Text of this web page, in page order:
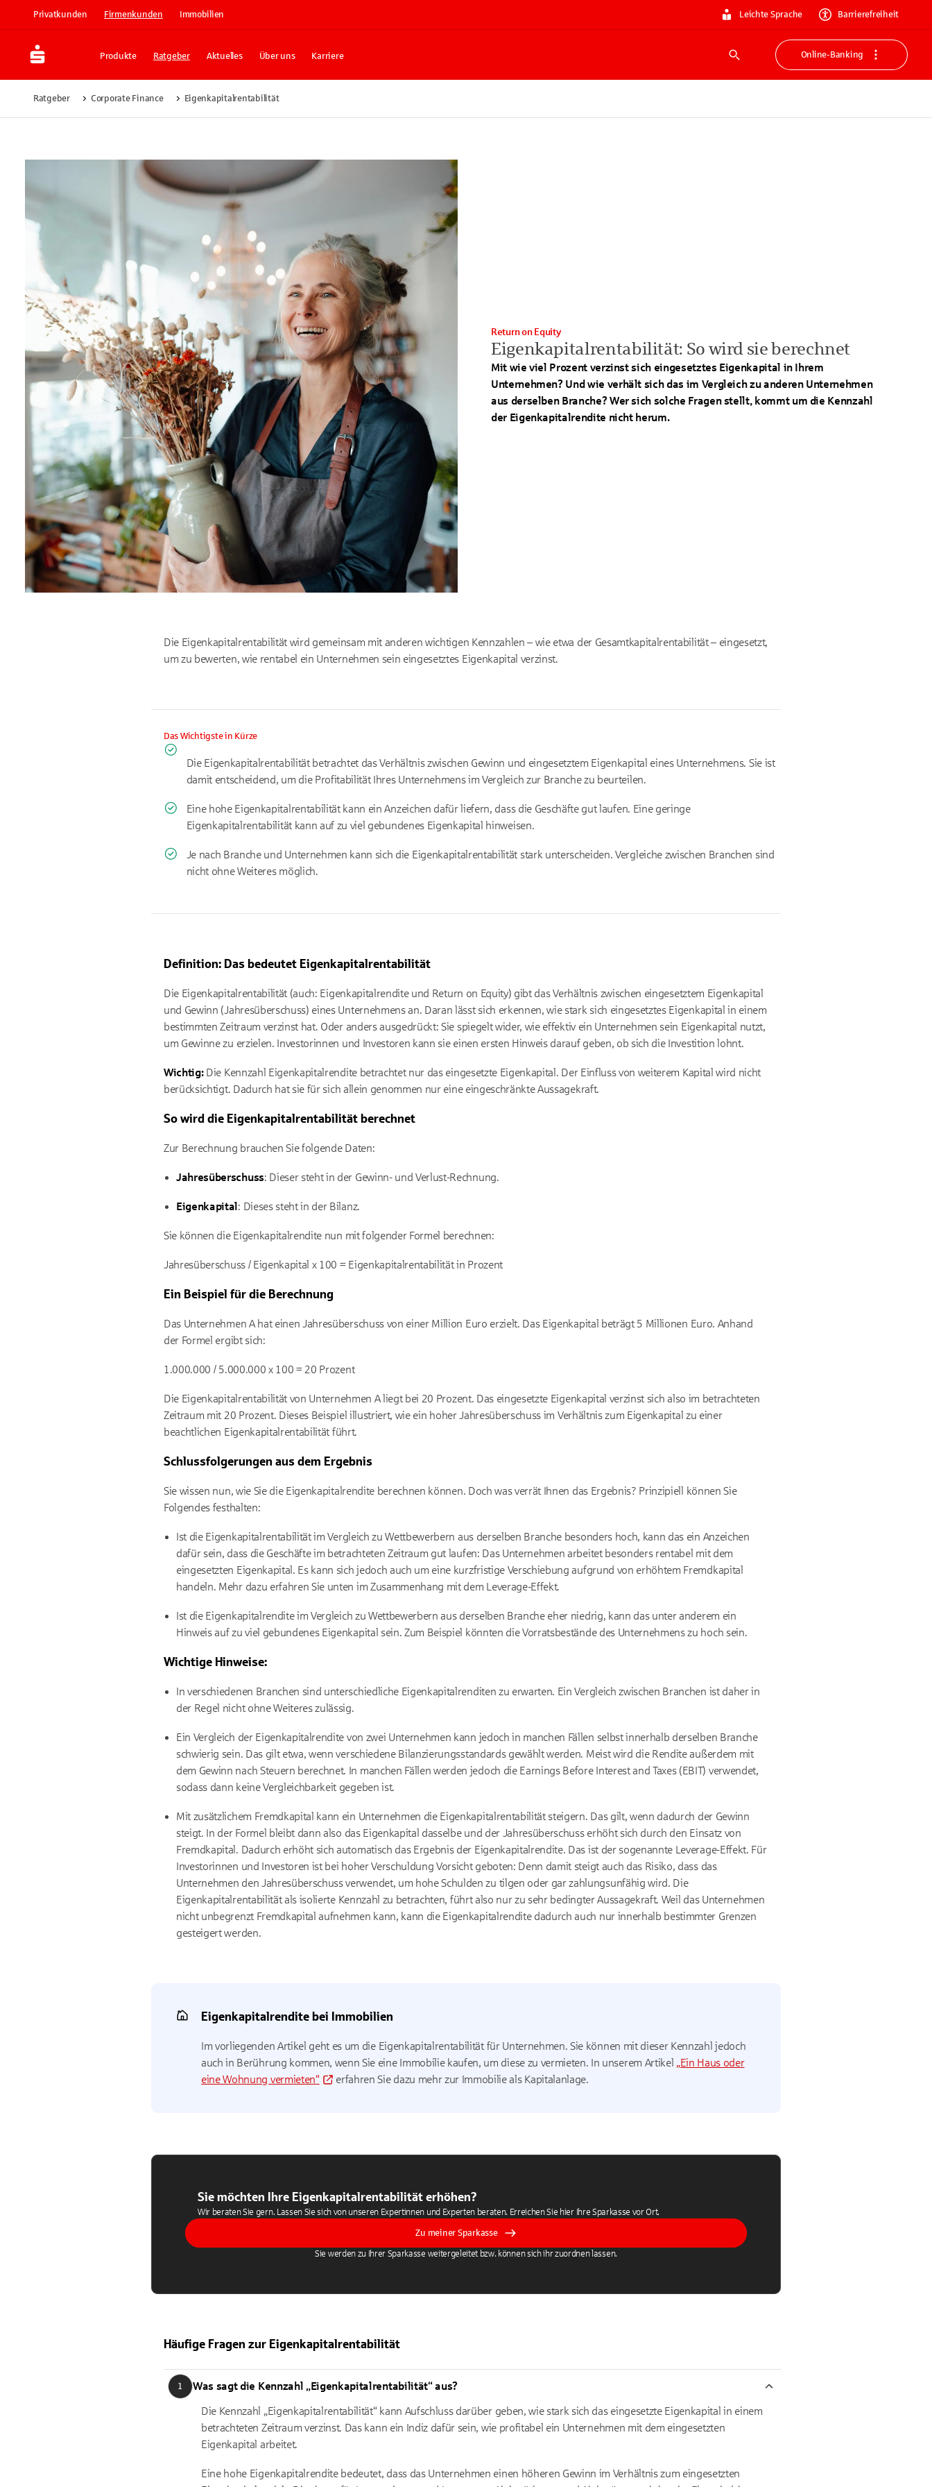
Privatkunden Firmenkunden Immobilien Leichte Sprache Barrierefreiheit
Produkte Ratgeber Aktuelles Über uns Karriere
Suche
Online-Banking
Ratgeber Corporate Finance Eigenkapitalrentabilität
Eigenkapitalrentabilität: So wird sie berechnet
Return on Equity
Mit wie viel Prozent verzinst sich eingesetztes Eigenkapital in Ihrem
Unternehmen? Und wie verhält sich das im Vergleich zu anderen Unternehmen
aus derselben Branche? Wer sich solche Fragen stellt, kommt um die Kennzahl
der Eigenkapitalrendite nicht herum.
Die Eigenkapitalrentabilität wird gemeinsam mit anderen wichtigen Kennzahlen – wie etwa der Gesamtkapitalrentabilität – eingesetzt,
um zu bewerten, wie rentabel ein Unternehmen sein eingesetztes Eigenkapital verzinst.
Das Wichtigste in Kürze
Die Eigenkapitalrentabilität betrachtet das Verhältnis zwischen Gewinn und eingesetztem Eigenkapital eines Unternehmens. Sie ist
damit entscheidend, um die Profitabilität Ihres Unternehmens im Vergleich zur Branche zu beurteilen.
Eine hohe Eigenkapitalrentabilität kann ein Anzeichen dafür liefern, dass die Geschäfte gut laufen. Eine geringe
Eigenkapitalrentabilität kann auf zu viel gebundenes Eigenkapital hinweisen.
Je nach Branche und Unternehmen kann sich die Eigenkapitalrentabilität stark unterscheiden. Vergleiche zwischen Branchen sind
nicht ohne Weiteres möglich.
Definition: Das bedeutet Eigenkapitalrentabilität
Die Eigenkapitalrentabilität (auch: Eigenkapitalrendite und Return on Equity) gibt das Verhältnis zwischen eingesetztem Eigenkapital
und Gewinn (Jahresüberschuss) eines Unternehmens an. Daran lässt sich erkennen, wie stark sich eingesetztes Eigenkapital in einem
bestimmten Zeitraum verzinst hat. Oder anders ausgedrückt: Sie spiegelt wider, wie effektiv ein Unternehmen sein Eigenkapital nutzt,
um Gewinne zu erzielen. Investorinnen und Investoren kann sie einen ersten Hinweis darauf geben, ob sich die Investition lohnt.
Wichtig: Die Kennzahl Eigenkapitalrendite betrachtet nur das eingesetzte Eigenkapital. Der Einfluss von weiterem Kapital wird nicht
berücksichtigt. Dadurch hat sie für sich allein genommen nur eine eingeschränkte Aussagekraft.
So wird die Eigenkapitalrentabilität berechnet
Zur Berechnung brauchen Sie folgende Daten:
Jahresüberschuss: Dieser steht in der Gewinn- und Verlust-Rechnung.
Eigenkapital : Dieses steht in der Bilanz.
Sie können die Eigenkapitalrendite nun mit folgender Formel berechnen:
Jahresüberschuss / Eigenkapital x 100 = Eigenkapitalrentabilität in Prozent
Ein Beispiel für die Berechnung
Das Unternehmen A hat einen Jahresüberschuss von einer Million Euro erzielt. Das Eigenkapital beträgt 5 Millionen Euro. Anhand
der Formel ergibt sich:
1.000.000 / 5.000.000 x 100 = 20 Prozent
Die Eigenkapitalrentabilität von Unternehmen A liegt bei 20 Prozent. Das eingesetzte Eigenkapital verzinst sich also im betrachteten
Zeitraum mit 20 Prozent. Dieses Beispiel illustriert, wie ein hoher Jahresüberschuss im Verhältnis zum Eigenkapital zu einer
beachtlichen Eigenkapitalrentabilität führt.
Schlussfolgerungen aus dem Ergebnis
Sie wissen nun, wie Sie die Eigenkapitalrendite berechnen können. Doch was verrät Ihnen das Ergebnis? Prinzipiell können Sie
Folgendes festhalten:
Ist die Eigenkapitalrentabilität im Vergleich zu Wettbewerbern aus derselben Branche besonders hoch, kann das ein Anzeichen
dafür sein, dass die Geschäfte im betrachteten Zeitraum gut laufen: Das Unternehmen arbeitet besonders rentabel mit dem
eingesetzten Eigenkapital. Es kann sich jedoch auch um eine kurzfristige Verschiebung aufgrund von erhöhtem Fremdkapital
handeln. Mehr dazu erfahren Sie unten im Zusammenhang mit dem Leverage-Effekt.
Ist die Eigenkapitalrendite im Vergleich zu Wettbewerbern aus derselben Branche eher niedrig, kann das unter anderem ein
Hinweis auf zu viel gebundenes Eigenkapital sein. Zum Beispiel könnten die Vorratsbestände des Unternehmens zu hoch sein.
Wichtige Hinweise:
In verschiedenen Branchen sind unterschiedliche Eigenkapitalrenditen zu erwarten. Ein Vergleich zwischen Branchen ist daher in
der Regel nicht ohne Weiteres zulässig.
Ein Vergleich der Eigenkapitalrendite von zwei Unternehmen kann jedoch in manchen Fällen selbst innerhalb derselben Branche
schwierig sein. Das gilt etwa, wenn verschiedene Bilanzierungsstandards gewählt werden. Meist wird die Rendite außerdem mit
dem Gewinn nach Steuern berechnet. In manchen Fällen werden jedoch die Earnings Before Interest and Taxes (EBIT) verwendet,
sodass dann keine Vergleichbarkeit gegeben ist.
Mit zusätzlichem Fremdkapital kann ein Unternehmen die Eigenkapitalrentabilität steigern. Das gilt, wenn dadurch der Gewinn
steigt. In der Formel bleibt dann also das Eigenkapital dasselbe und der Jahresüberschuss erhöht sich durch den Einsatz von
Fremdkapital. Dadurch erhöht sich automatisch das Ergebnis der Eigenkapitalrendite. Das ist der sogenannte Leverage-Effekt. Für
Investorinnen und Investoren ist bei hoher Verschuldung Vorsicht geboten: Denn damit steigt auch das Risiko, dass das
Unternehmen den Jahresüberschuss verwendet, um hohe Schulden zu tilgen oder gar zahlungsunfähig wird. Die
Eigenkapitalrentabilität als isolierte Kennzahl zu betrachten, führt also nur zu sehr bedingter Aussagekraft. Weil das Unternehmen
nicht unbegrenzt Fremdkapital aufnehmen kann, kann die Eigenkapitalrendite dadurch auch nur innerhalb bestimmter Grenzen
gesteigert werden.
Eigenkapitalrendite bei Immobilien
Im vorliegenden Artikel geht es um die Eigenkapitalrentabilität für Unternehmen. Sie können mit dieser Kennzahl jedoch
auch in Berührung kommen, wenn Sie eine Immobilie kaufen, um diese zu vermieten. In unserem Artikel „Ein Haus oder
eine Wohnung vermieten“
erfahren Sie dazu mehr zur Immobilie als Kapitalanlage.
Sie möchten Ihre Eigenkapitalrentabilität erhöhen?
Wir beraten Sie gern. Lassen Sie sich von unseren Expertinnen und Experten beraten. Erreichen Sie hier Ihre Sparkasse vor Ort.
Zu meiner Sparkasse
Sie werden zu Ihrer Sparkasse weitergeleitet bzw. können sich ihr zuordnen lassen.
Häufige Fragen zur Eigenkapitalrentabilität
1 Was sagt die Kennzahl „Eigenkapitalrentabilität“ aus?
Die Kennzahl „Eigenkapitalrentabilität“ kann Aufschluss darüber geben, wie stark sich das eingesetzte Eigenkapital in einem
betrachteten Zeitraum verzinst. Das kann ein Indiz dafür sein, wie profitabel ein Unternehmen mit dem eingesetzten
Eigenkapital arbeitet.
Eine hohe Eigenkapitalrendite bedeutet, dass das Unternehmen einen höheren Gewinn im Verhältnis zum eingesetzten